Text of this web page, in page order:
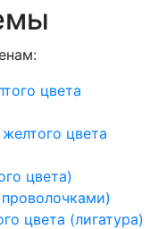
цвета
цвета
цвета)
цвета (лигатура)